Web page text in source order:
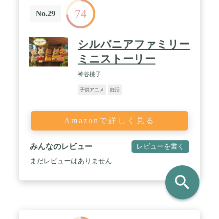
No.29 74
シルバニアファミリー
ミニストーリー
神谷桃子
子供アニメ 妊活
Amazonで詳しく見る
みんなのレビュー レビューを書く
まだレビューはありません
search